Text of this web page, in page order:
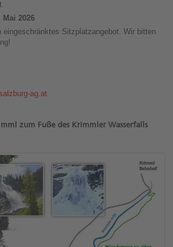
Mai 2026
eingeschränktes Sitzplatzangebot. Wir bitten
ag.at
zum Fuße des Krimmler Wasserfalls